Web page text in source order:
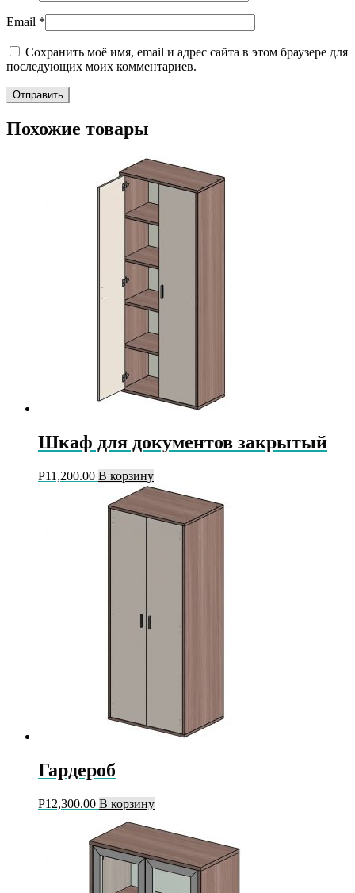
Email *
Сохранить моё имя, email и адрес сайта в этом браузере для
последующих моих комментариев.
Похожие товары
Шкаф для документов закрытый
Р11,200.00 В корзину
Гардероб
Р12,300.00 В корзину